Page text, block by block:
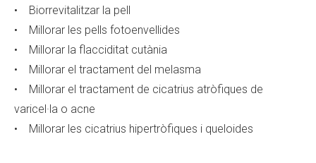
• Biorrevitalitzar la pell
• Millorar les pells fotoenvellides
• Millorar la flacciditat cutània
• Millorar el tractament del melasma
• Millorar el tractament de cicatrius atròfiques de
varicel·la o acne
• Millorar les cicatrius hipertròfiques i queloides